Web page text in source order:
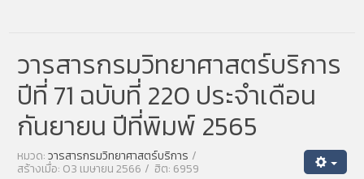
วารสารกรมวิทยาศาสตร์บริการ
ปีที่ 71 ฉบับที่ 220 ประจำเดือน
กันยายน ปีที่พิมพ์ 2565
หมวด:วารสารกรมวิทยาศาสตร์บริการ
สร้างเมื่อ: 03 เมษายน 2566 ฮิต: 6959